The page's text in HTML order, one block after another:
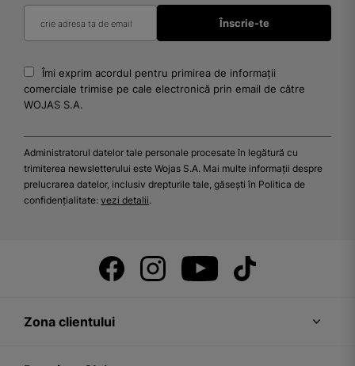
Îmi exprim acordul pentru primirea de informații
comerciale trimise pe cale electronică prin email de către
WOJAS S.A.
Administratorul datelor tale personale procesate în legătură cu
trimiterea newsletterului este Wojas S.A. Mai multe informații despre
prelucrarea datelor, inclusiv drepturile tale, găsești în Politica de
confidențialitate: vezi detalii.
Zona clientului